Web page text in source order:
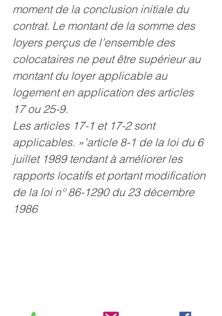
moment de la conclusion initiale du
contrat. Le montant de la somme des
loyers perçus de l’ensemble des
colocataires ne peut être supérieur au
montant du loyer applicable au
logement en application des articles
17 ou 25-9.
Les articles 17-1 et 17-2 sont
applicables. »’article 8-1 de la loi du 6
juillet 1989 tendant à améliorer les
rapports locatifs et portant modification
de la loi n° 86-1290 du 23 décembre
1986